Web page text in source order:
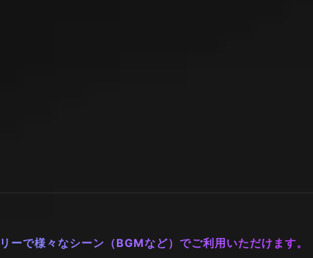
で様々なシーン（BGMなど）でご利用いただけます。